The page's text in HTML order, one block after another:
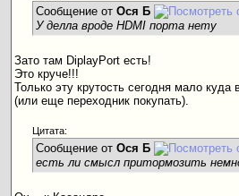
Сообщение отОся Б
У делла вроде HDMI порта нету
Зато там DiplayPort есть!
Это круче!!!
Только эту крутость сегодня мало куда
(или еще переходник покупать).
Цитата:
Сообщение отОся Б
есть ли смысл притормозить